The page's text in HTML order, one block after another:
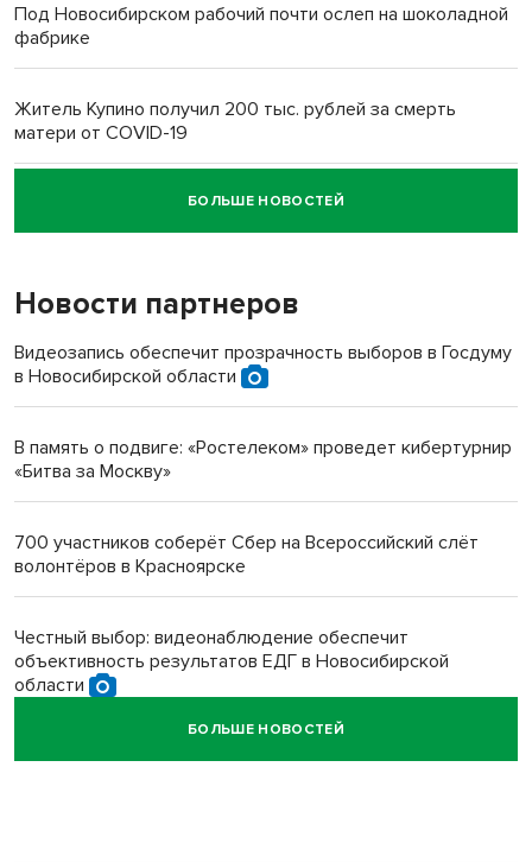
Под Новосибирском рабочий почти ослеп на шоколадной
фабрике
Житель Купино получил 200 тыс. рублей за смерть
матери от COVID-19
Новосибирский суд наказал водителя за смерть
пенсионерки на вокзале
«Мы живём на пастбище!»: в новосибирском селе лошади
терроризируют жителей
Инвалид получил условный срок за избиение врачей
БОЛЬШЕ НОВОСТЕЙ
Новости партнеров
Видеозапись обеспечит прозрачность выборов в Госдуму
в Новосибирской области
В память о подвиге: «Ростелеком» проведет кибертурнир
«Битва за Москву»
700 участников соберёт Сбер на Всероссийский слёт
волонтёров в Красноярске
Честный выбор: видеонаблюдение обеспечит
объективность результатов ЕДГ в Новосибирской
области
Кибертанки пошли в бой: «Ростелеком» объявляет
БОЛЬШЕ НОВОСТЕЙ